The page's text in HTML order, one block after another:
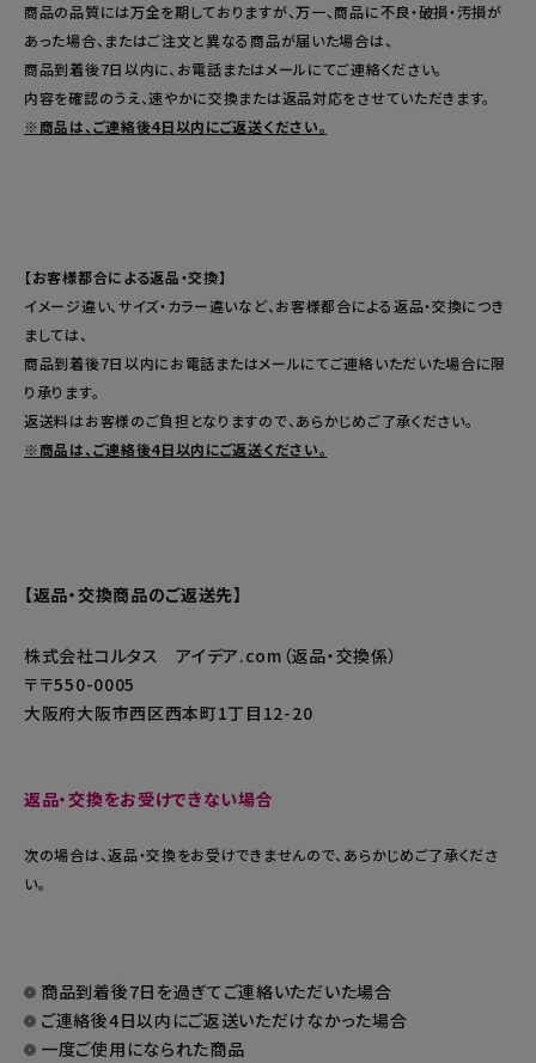
ビューティー
ボディメイクグッズ
インテリア
健康
カテゴリ一覧
お悩み解決コラム
ご利用ガイド
特定商取引法について
会社概要
商品の品質には万全を期しておりますが、万一、商品に不良・破損・汚損が
あった場合、またはご注文と異なる商品が届いた場合は、
商品到着後7日以内に、お電話またはメールにてご連絡ください。
内容を確認のうえ、速やかに交換または返品対応をさせていただきます。
※商品は、ご連絡後4日以内にご返送ください。
【お客様都合による返品・交換】
イメージ違い、サイズ・カラー違いなど、お客様都合による返品・交換につき
ましては、
商品到着後7日以内にお電話またはメールにてご連絡いただいた場合に限
り承ります。
返送料はお客様のご負担となりますので、あらかじめご了承ください。
※商品は、ご連絡後4日以内にご返送ください。
【返品・交換商品のご返送先】
株式会社コルタス アイデア.com（返品・交換係）
〒550-0005
大阪府大阪市西区西本町1丁目12-20
返品・交換をお受けできない場合
次の場合は、返品・交換をお受けできませんので、あらかじめご了承くださ
い。
商品到着後7日を過ぎてご連絡いただいた場合
ご連絡後4日以内にご返送いただけなかった場合
一度ご使用になられた商品